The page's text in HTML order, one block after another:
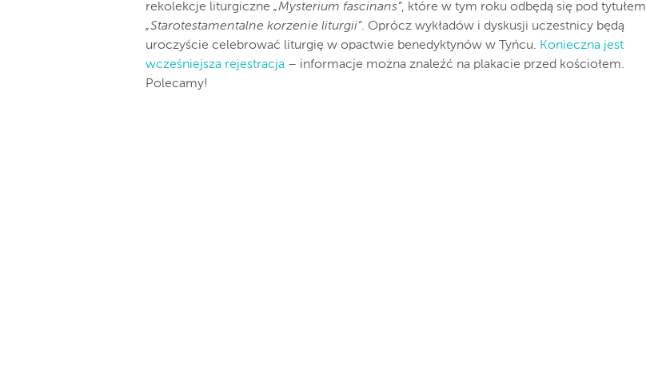
rekolekcje liturgiczne„Mysterium fascinans”, które w tym roku odbędą się pod tytułem
„Starotestamentalne korzenie liturgii”. Oprócz wykładów i dyskusji uczestnicy będą
uroczyście celebrować liturgię w opactwie benedyktynów w Tyńcu. Konieczna jest
wcześniejsza rejestracja – informacje można znaleźć na plakacie przed kościołem.
Polecamy!